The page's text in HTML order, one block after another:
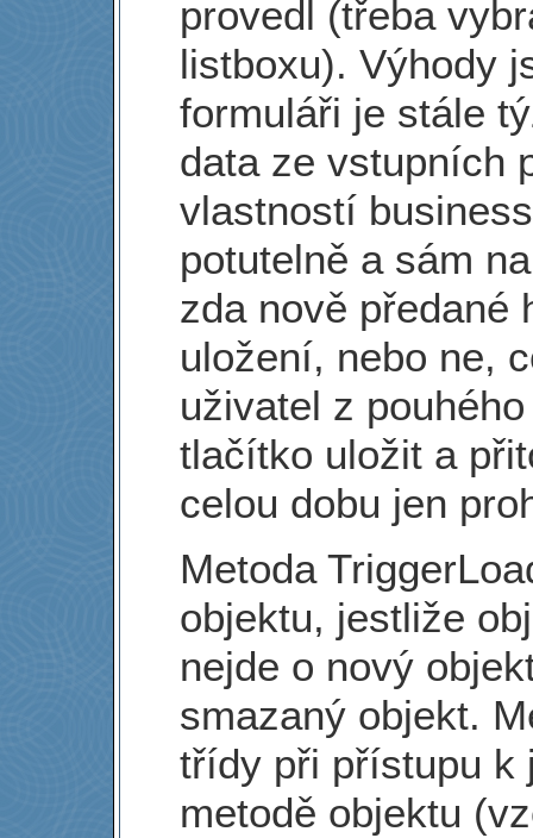
provedl (třeba
listboxu). Výhody
formuláři je stále
data ze vstupních
vlastností
potutelně a sám
zda nově předané
uložení, nebo ne,
uživatel z
tlačítko uložit a
celou dobu jen
Metoda
objektu, jestliže
nejde o nový
smazaný objekt.
třídy při přístupu k
metodě objektu